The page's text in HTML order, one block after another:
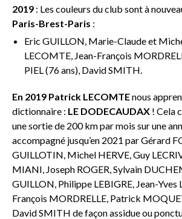
2019 : Les couleurs du club sont à
Paris-Brest-Paris :
Eric GUILLON, Marie-Claude et
LECOMTE, Jean-François
PIEL (76 ans), David SMITH.
En 2019 Patrick LECOMTEnous
dictionnaire : LE DODECAUDAX ! Cela
une sortie de 200 km par mois sur une
accompagné jusqu’en 2021 par Gérard
GUILLOTIN, Michel HERVE, Guy
MIANI, Joseph ROGER, Sylvain
GUILLON, Philippe LEBIGRE, Jean-Yves
François MORDRELLE, Patrick
David SMITH de façon assidue ou